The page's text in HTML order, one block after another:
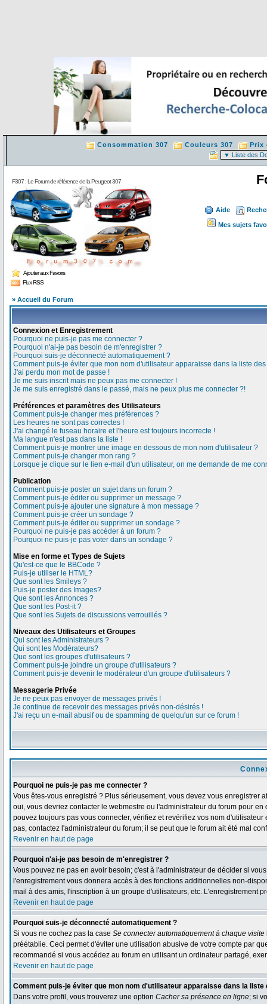
Consommation 307 Couleurs 307 Prix
F307 : Le Forum de référence de la Peugeot 307
Ajouter aux Favoris
Flux RSS
Aide
Mes sujets
» Accueil du Forum
Connexion et Enregistrement
Pourquoi ne puis-je pas me connecter ?
Pourquoi n'ai-je pas besoin de m'enregistrer ?
Pourquoi suis-je déconnecté automatiquement ?
Comment puis-je éviter que mon nom d'utilisateur apparaisse dans la liste
J'ai perdu mon mot de passe !
Je me suis inscrit mais ne peux pas me connecter !
Je me suis enregistré dans le passé, mais ne peux plus me connecter ?!
Préférences et paramètres des Utilisateurs
Comment puis-je changer mes préférences ?
Les heures ne sont pas correctes !
J'ai changé le fuseau horaire et l'heure est toujours incorrecte !
Ma langue n'est pas dans la liste !
Comment puis-je montrer une image en dessous de mon nom d'utilisateur ?
Comment puis-je changer mon rang ?
Lorsque je clique sur le lien e-mail d'un utilisateur, on me demande de me
Publication
Comment puis-je poster un sujet dans un forum ?
Comment puis-je éditer ou supprimer un message ?
Comment puis-je ajouter une signature à mon message ?
Comment puis-je créer un sondage ?
Comment puis-je éditer ou supprimer un sondage ?
Pourquoi ne puis-je pas accéder à un forum ?
Pourquoi ne puis-je pas voter dans un sondage ?
Mise en forme et Types de Sujets
Qu'est-ce que le BBCode ?
Puis-je utiliser le HTML?
Que sont les Smileys ?
Puis-je poster des Images?
Que sont les Annonces ?
Que sont les Post-it ?
Que sont les Sujets de discussions verrouillés ?
Niveaux des Utilisateurs et Groupes
Qui sont les Administrateurs ?
Qui sont les Modérateurs?
Que sont les groupes d'utilisateurs ?
Comment puis-je joindre un groupe d'utilisateurs ?
Comment puis-je devenir le modérateur d'un groupe d'utilisateurs ?
Messagerie Privée
Je ne peux pas envoyer de messages privés !
Je continue de recevoir des messages privés non-désirés !
J'ai reçu un e-mail abusif ou de spamming de quelqu'un sur ce forum !
Pourquoi ne puis-je pas me connecter ?
Vous êtes-vous enregistré ? Plus sérieusement, vous devez vous enregistrer
oui, vous devriez contacter le webmestre ou l'administrateur du forum pour
pouvez toujours pas vous connecter, vérifiez et revérifiez vos nom
pas, contactez l'administrateur du forum; il se peut que le forum ait été mal
Revenir en haut de page
Pourquoi n'ai-je pas besoin de m'enregistrer ?
Vous pouvez ne pas en avoir besoin; c'est à l'administrateur de décider si
l'enregistrement vous donnera accès à des fonctions additionnelles non-
mail à des amis, l'inscription à un groupe d'utilisateurs, etc. L'enregistrement
Revenir en haut de page
Pourquoi suis-je déconnecté automatiquement ?
Si vous ne cochez pas la case Se connecter automatiquement à chaque visite
préétablie. Ceci permet d'éviter une utilisation abusive de votre compte par
recommandé si vous accédez au forum en utilisant un ordinateur partagé,
Revenir en haut de page
Comment puis-je éviter que mon nom d'utilisateur apparaisse dans la liste
Dans votre profil, vous trouverez une option Cacher sa présence en ligne; si